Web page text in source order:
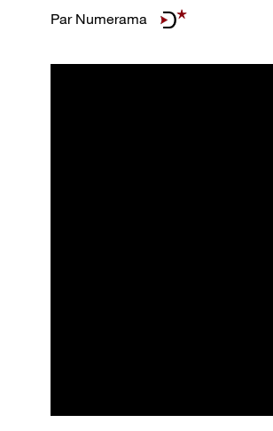
Par Numerama